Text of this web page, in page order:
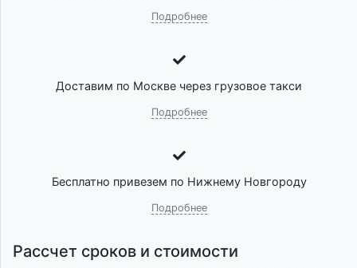
Подробнее
Доставим по Москве через грузовое такси
Подробнее
Бесплатно привезем по Нижнему Новгороду
Подробнее
Рассчет сроков и стоимости